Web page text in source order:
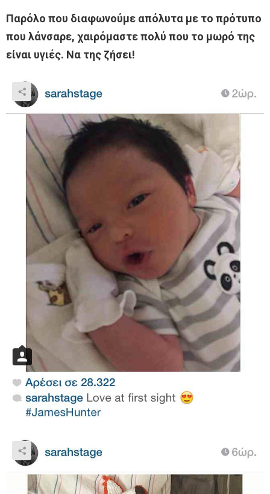
Παρόλο που διαφωνούμε απόλυτα με το πρότυπο
που λάνσαρε, χαιρόμαστε πολύ που το μωρό της
είναι υγιές. Να της ζήσει!